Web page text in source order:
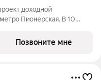
доходной
Пионерская. В 10
от компактных студий до
Позвоните мне